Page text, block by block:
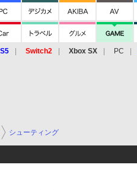
Switch2 Xbox SX PC
シューティング